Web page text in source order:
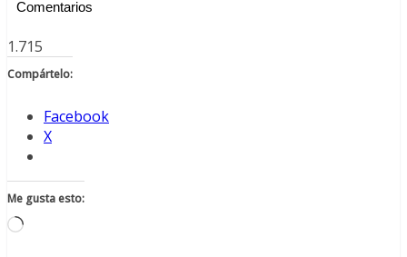
Comentarios
1.715
Compártelo:
Facebook
X
Me gusta esto:
Cargando...